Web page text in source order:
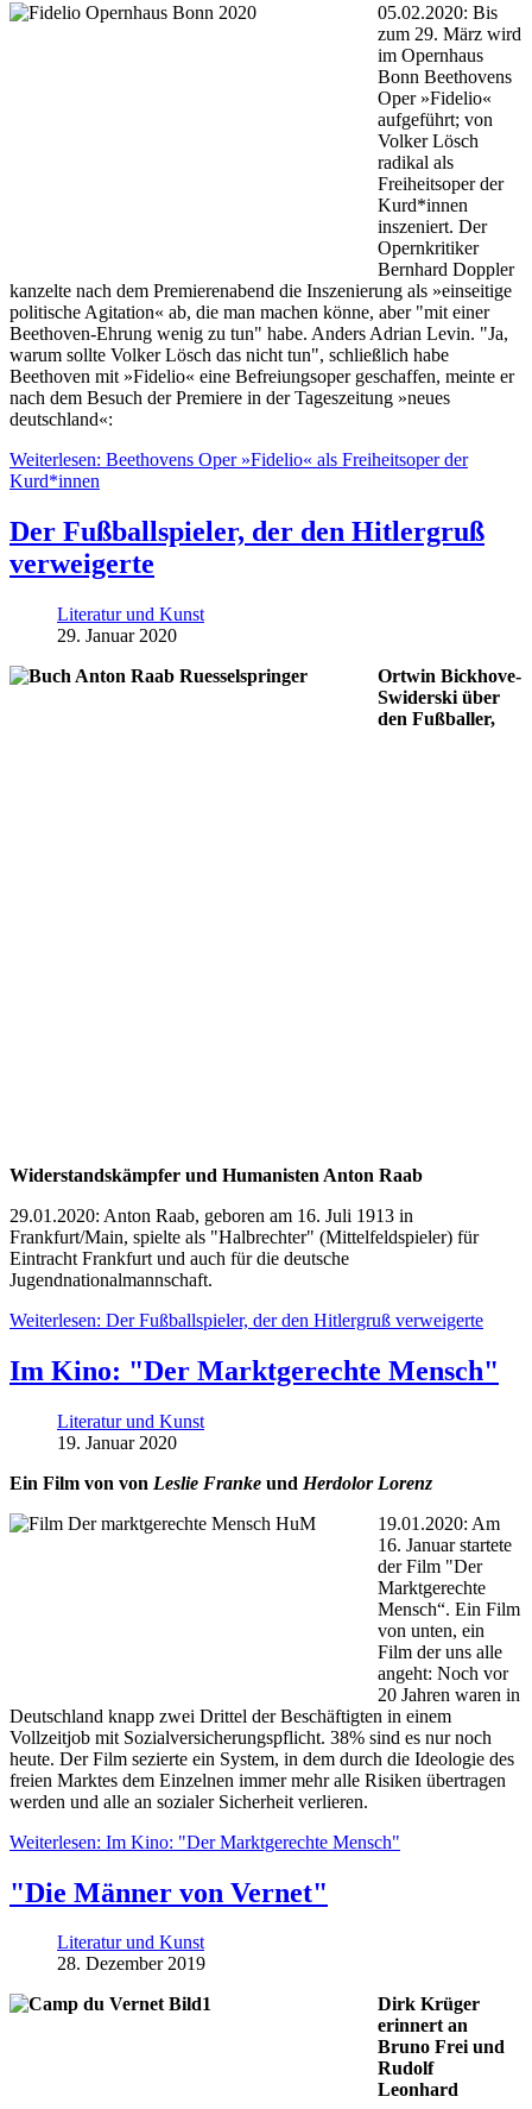
05.02.2020: Bis
zum 29. März wird
im Opernhaus
Bonn Beethovens
Oper »Fidelio«
aufgeführt; von
Volker Lösch
radikal als
Freiheitsoper der
Kurd*innen
inszeniert. Der
Opernkritiker
Bernhard Doppler
kanzelte nach dem Premierenabend die Inszenierung als »einseitige
politische Agitation« ab, die man machen könne, aber "mit einer
Beethoven-Ehrung wenig zu tun" habe. Anders Adrian Levin. "Ja,
warum sollte Volker Lösch das nicht tun", schließlich habe
Beethoven mit »Fidelio« eine Befreiungsoper geschaffen, meinte er
nach dem Besuch der Premiere in der Tageszeitung »neues
deutschland«:
Weiterlesen: Beethovens Oper »Fidelio« als Freiheitsoper der
Kurd*innen
Der Fußballspieler, der den Hitlergruß
verweigerte
Literatur und Kunst
29. Januar 2020
Ortwin Bickhove-
Swiderski über
den Fußballer,
Widerstandskämpfer und Humanisten Anton Raab
29.01.2020: Anton Raab, geboren am 16. Juli 1913 in
Frankfurt/Main, spielte als "Halbrechter" (Mittelfeldspieler) für
Eintracht Frankfurt und auch für die deutsche
Jugendnationalmannschaft.
Weiterlesen: Der Fußballspieler, der den Hitlergruß verweigerte
Im Kino: "Der Marktgerechte Mensch"
Literatur und Kunst
19. Januar 2020
Ein Film von von Leslie Franke und Herdolor Lorenz
19.01.2020: Am
16. Januar startete
der Film "Der
Marktgerechte
Mensch“. Ein Film
von unten, ein
Film der uns alle
angeht: Noch vor
20 Jahren waren in
Deutschland knapp zwei Drittel der Beschäftigten in einem
Vollzeitjob mit Sozialversicherungspflicht. 38% sind es nur noch
heute. Der Film sezierte ein System, in dem durch die Ideologie des
freien Marktes dem Einzelnen immer mehr alle Risiken übertragen
werden und alle an sozialer Sicherheit verlieren.
Weiterlesen: Im Kino: "Der Marktgerechte Mensch"
"Die Männer von Vernet"
Literatur und Kunst
28. Dezember 2019
Dirk Krüger
erinnert an
Bruno Frei und
Rudolf
Leonhard